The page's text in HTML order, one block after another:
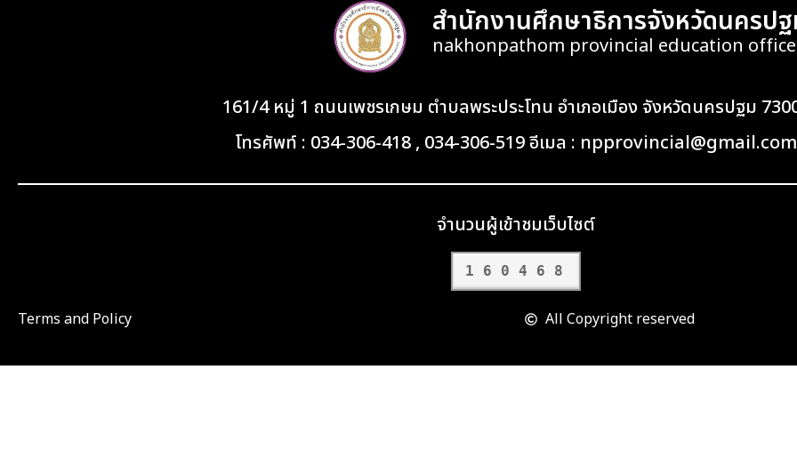
สำนักงานศึกษาธิการจังหวัดนครป
nakhonpathom provincial education office
161/4 หมู่ 1 ถนนเพชรเกษม ตำบลพระประโทน อำเภอเมือง จังหวัดนครปฐม
โทรศัพท์ : 034-306-418 , 034-306-519 อีเมล : npprovincial@gmail.com
จำนวนผู้เข้าชมเว็บไซต์
160468
Terms and Policy All Copyright reserved